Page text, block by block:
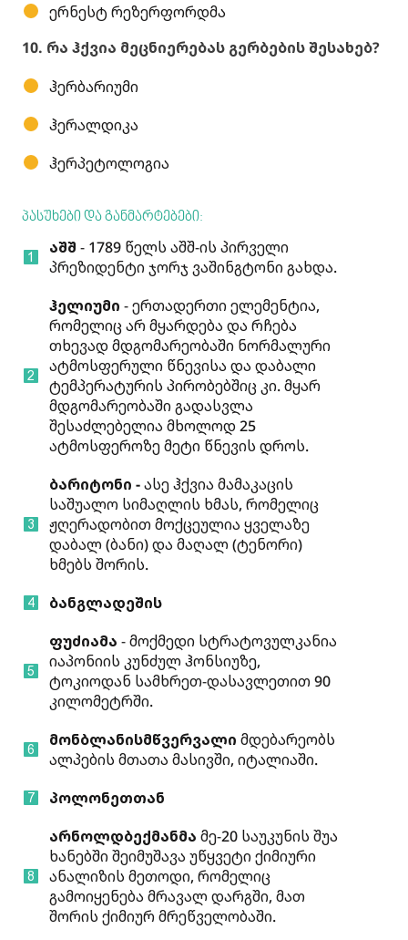
ერნესტ რეზერფორდმა
10. რა ჰქვია მეცნიერებას გერბების შესახებ?
ჰერბარიუმი
ჰერალდიკა
ჰერპეტოლოგია
პასუხები და განმარტებები:
აშშ - 1789 წელს აშშ-ის პირველი
პრეზიდენტი ჯორჯ ვაშინგტონი გახდა.
ჰელიუმი - ერთადერთი ელემენტია,
რომელიც არ მყარდება და რჩება
თხევად მდგომარეობაში ნორმალური
ატმოსფერული წნევისა და დაბალი
ტემპერატურის პირობებშიც კი. მყარ
მდგომარეობაში გადასვლა
შესაძლებელია მხოლოდ 25
ატმოსფეროზე მეტი წნევის დროს.
ბარიტონი -ასე ჰქვია მამაკაცის
საშუალო სიმაღლის ხმას, რომელიც
ჟღერადობით მოქცეულია ყველაზე
დაბალ (ბანი) და მაღალ (ტენორი)
ხმებს შორის.
ბანგლადეშის
ფუძიამა - მოქმედი სტრატოვულკანია
იაპონიის კუნძულ ჰონსიუზე,
ტოკიოდან სამხრეთ-დასავლეთით 90
კილომეტრში.
მონბლანისმწვერვალი მდებარეობს
ალპების მთათა მასივში, იტალიაში.
პოლონეთთან
არნოლდბექმანმა მე-20 საუკუნის შუა
ხანებში შეიმუშავა უწყვეტი ქიმიური
ანალიზის მეთოდი, რომელიც
გამოიყენება მრავალ დარგში, მათ
შორის ქიმიურ მრეწველობაში.